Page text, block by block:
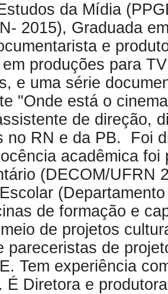
da Mídia
2015), Graduada
e
produções para
e uma série
"Onde está o
de direção,
no RN e da PB. Foi
acadêmica
(DECOM/UFRN
de formação e
de projetos
pareceristas de
Tem experiência
É Diretora e